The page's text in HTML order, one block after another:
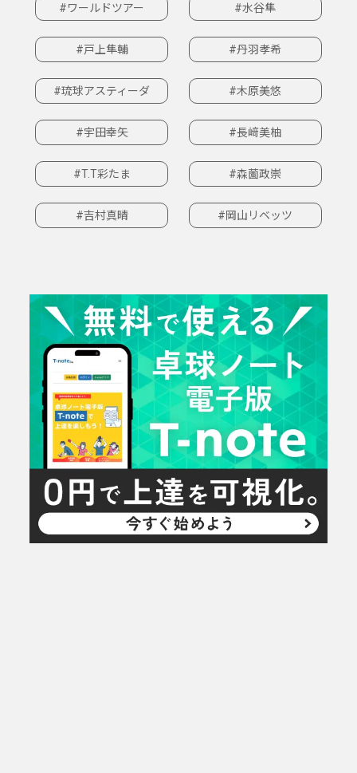
#ワールドツアー #水谷隼
#戸上隼輔 #丹羽孝希
#琉球アスティーダ #木原美悠
#宇田幸矢 #長﨑美柚
#T.T彩たま #森薗政崇
#吉村真晴 #岡山リベッツ